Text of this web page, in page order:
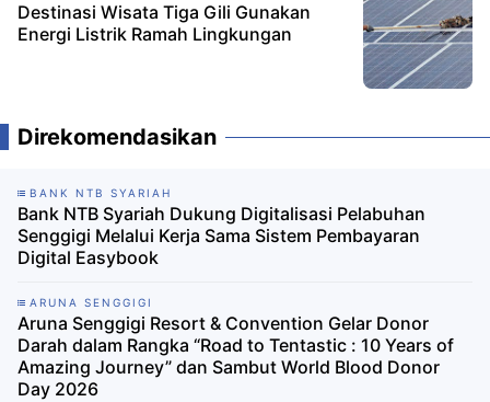
Destinasi Wisata Tiga Gili Gunakan
Energi Listrik Ramah Lingkungan
Direkomendasikan
BANK NTB SYARIAH
Bank NTB Syariah Dukung Digitalisasi Pelabuhan
Senggigi Melalui Kerja Sama Sistem Pembayaran
Digital Easybook
ARUNA SENGGIGI
Aruna Senggigi Resort & Convention Gelar Donor
Darah ‎dalam Rangka “Road to Tentastic : 10 Years of
Amazing Journey” dan Sambut World Blood Donor
Day 2026 ‎